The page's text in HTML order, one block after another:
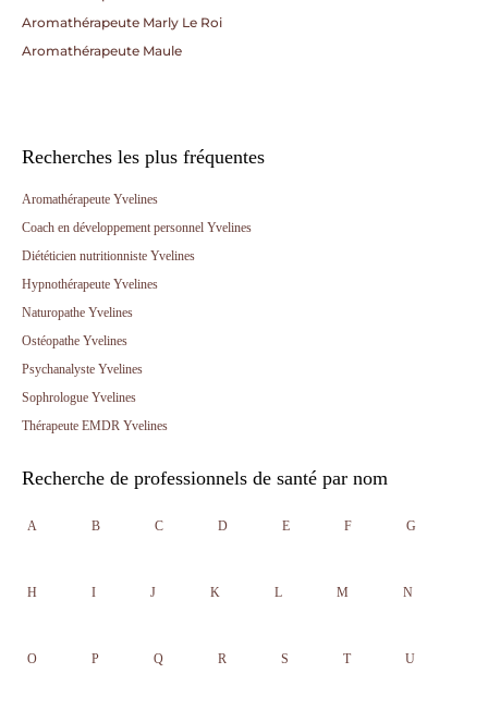
Aromathérapeute Marly Le Roi
Aromathérapeute Maule
Recherches les plus fréquentes
Aromathérapeute Yvelines
Coach en développement personnel Yvelines
Diététicien nutritionniste Yvelines
Hypnothérapeute Yvelines
Naturopathe Yvelines
Ostéopathe Yvelines
Psychanalyste Yvelines
Sophrologue Yvelines
Thérapeute EMDR Yvelines
Recherche de professionnels de santé par nom
A B C D E F G
H I J K L M N
O P Q R S T U